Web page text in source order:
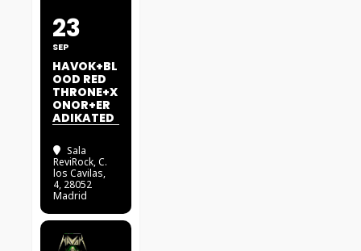
23
SEP
HAVOK+BL
OOD RED
THRONE+X
ONOR+ER
ADIKATED
Sala
ReviRock, C.
los Cavilas,
4, 28052
Madrid